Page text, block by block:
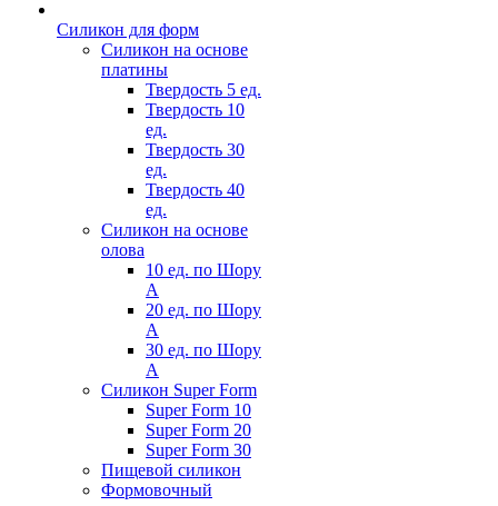
Силикон для форм
Силикон на основе
платины
Твердость 5 ед.
Твердость 10
ед.
Твердость 30
ед.
Твердость 40
ед.
Силикон на основе
олова
10 ед. по Шору
А
20 ед. по Шору
А
30 ед. по Шору
А
Силикон Super Form
Super Form 10
Super Form 20
Super Form 30
Пищевой силикон
Формовочный